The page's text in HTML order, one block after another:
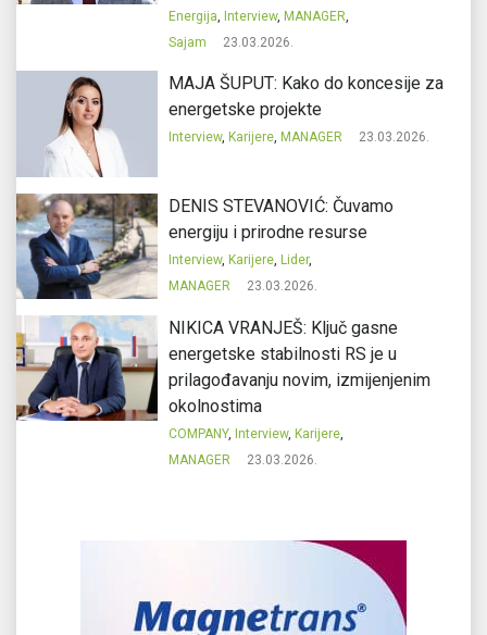
Energija, Interview, MANAGER,
Sajam
23.03.2026.
MAJA ŠUPUT: Kako do koncesije za
energetske projekte
Interview, Karijere, MANAGER 23.03.2026.
DENIS STEVANOVIĆ: Čuvamo
energiju i prirodne resurse
Interview, Karijere, Lider,
MANAGER
23.03.2026.
NIKICA VRANJEŠ: Ključ gasne
energetske stabilnosti RS je u
prilagođavanju novim, izmijenjenim
okolnostima
COMPANY, Interview, Karijere,
MANAGER
23.03.2026.